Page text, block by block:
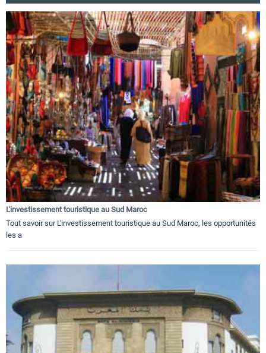
L'investissement touristique au Sud Maroc
Tout savoir sur L'investissement touristique au Sud Maroc, les opportunités
les a